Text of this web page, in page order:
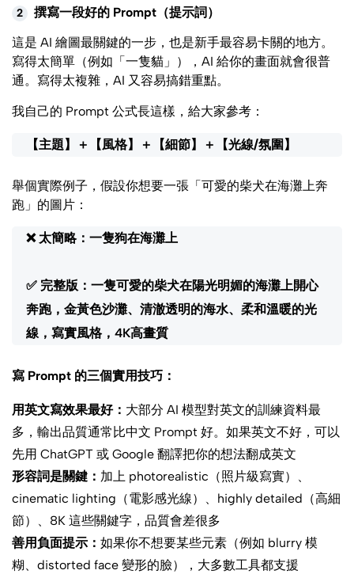
2
撰寫一段好的 Prompt（提示詞）
這是 AI 繪圖最關鍵的一步，也是新手最容易卡關的地方。
寫得太簡單（例如「一隻貓」），AI 給你的畫面就會很普
通。寫得太複雜，AI 又容易搞錯重點。
我自己的 Prompt 公式長這樣，給大家參考：
【主題】＋【風格】＋【細節】＋【光線/氛圍】
舉個實際例子，假設你想要一張「可愛的柴犬在海灘上奔
跑」的圖片：
❌ 太簡略：一隻狗在海灘上
✅ 完整版：一隻可愛的柴犬在陽光明媚的海灘上開心
奔跑，金黃色沙灘、清澈透明的海水、柔和溫暖的光
線，寫實風格，4K高畫質
寫 Prompt 的三個實用技巧：
用英文寫效果最好： 大部分 AI 模型對英文的訓練資料最
多，輸出品質通常比中文 Prompt 好。如果英文不好，可以
先用 ChatGPT 或 Google 翻譯把你的想法翻成英文
形容詞是關鍵： 加上 photorealistic（照片級寫實）、
cinematic lighting（電影感光線）、highly detailed（高細
節）、8K 這些關鍵字，品質會差很多
善用負面提示： 如果你不想要某些元素（例如 blurry 模
糊、distorted face 變形的臉），大多數工具都支援